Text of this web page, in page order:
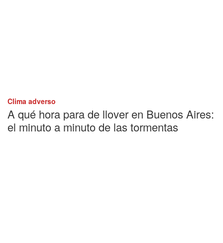
Clima adverso
A qué hora para de llover en Buenos Aires:
el minuto a minuto de las tormentas